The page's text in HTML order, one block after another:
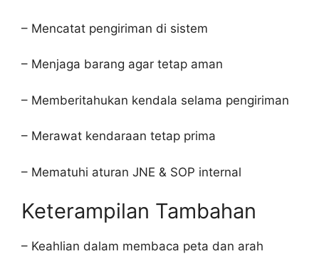
– Mencatat pengiriman di sistem
– Menjaga barang agar tetap aman
– Memberitahukan kendala selama pengiriman
– Merawat kendaraan tetap prima
– Mematuhi aturan JNE & SOP internal
Keterampilan Tambahan
– Keahlian dalam membaca peta dan arah